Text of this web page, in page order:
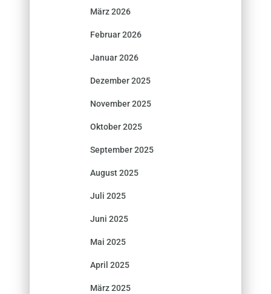
März 2026
Februar 2026
Januar 2026
Dezember 2025
November 2025
Oktober 2025
September 2025
August 2025
Juli 2025
Juni 2025
Mai 2025
April 2025
März 2025